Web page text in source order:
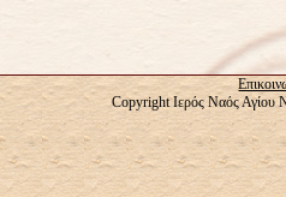
Copyright Ιερός Ναός Αγίου